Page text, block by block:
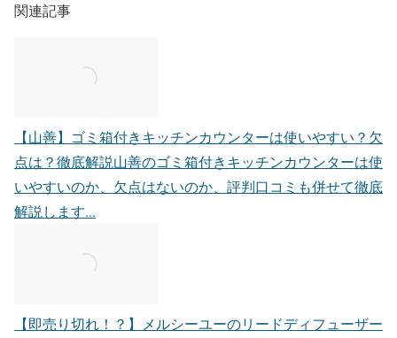
関連記事
【山善】ゴミ箱付きキッチンカウンターは使いやすい？欠
点は？徹底解説山善のゴミ箱付きキッチンカウンターは使
いやすいのか、欠点はないのか、評判口コミも併せて徹底
解説します...
【即売り切れ！？】メルシーユーのリードディフューザー